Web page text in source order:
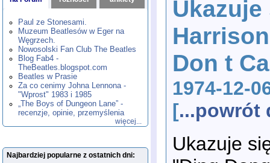
,1982,1983 ,1984,
1985, 1986,1987,1988
1990,1991 ,1992,1993 ,1994,
1995,1996, 1999
2000,2001,2002 ,2003,2004,
2005,2006, 2007
2010,2011,2012,2013,2014
2015,2016, 2017,
2020,2021,2022,2023,2024 ,
2025,2026
Paul ze Stonesami.
Muzeum Beatlesów w Eger na
Węgrzech.
Nowosolski Fan Club The Beatles
Blog Fab4 -
TheBeatles.blogspot.com
Beatles w Prasie
Za co cenimy Johna Lennona -
"Wprost" 1983 i 1985
„The Boys of Dungeon Lane” -
recenzje, opinie, przemyślenia
więcej...
Najbardziej popularne z ostatnich dni:
Don t
1974-12-
[...powrót
Ukazuje